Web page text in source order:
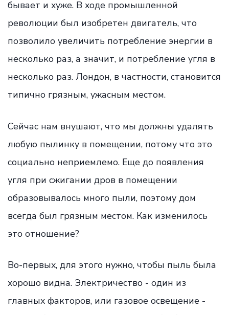
бывает и хуже. В ходе промышленной
революции был изобретен двигатель, что
позволило увеличить потребление энергии в
несколько раз, а значит, и потребление угля в
несколько раз. Лондон, в частности, становится
типично грязным, ужасным местом.
Сейчас нам внушают, что мы должны удалять
любую пылинку в помещении, потому что это
социально неприемлемо. Еще до появления
угля при сжигании дров в помещении
образовывалось много пыли, поэтому дом
всегда был грязным местом. Как изменилось
это отношение?
Во-первых, для этого нужно, чтобы пыль была
хорошо видна. Электричество - один из
главных факторов, или газовое освещение -